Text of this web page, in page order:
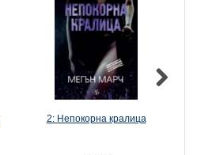
2: Непокорна кралица